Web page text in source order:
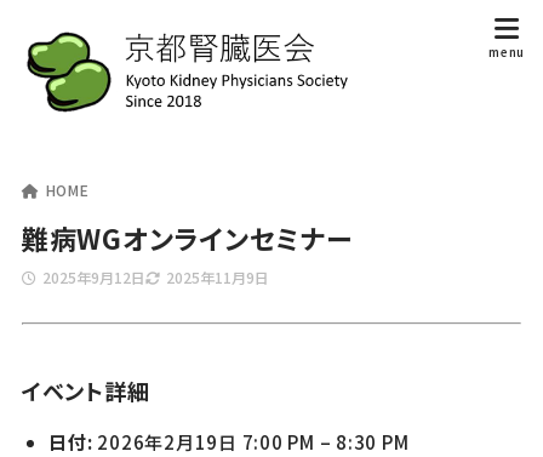
HOME
難病WGオンラインセミナー
2025年9月12日 2025年11月9日
イベント詳細
日付: 2026年2月19日 7:00 PM – 8:30 PM